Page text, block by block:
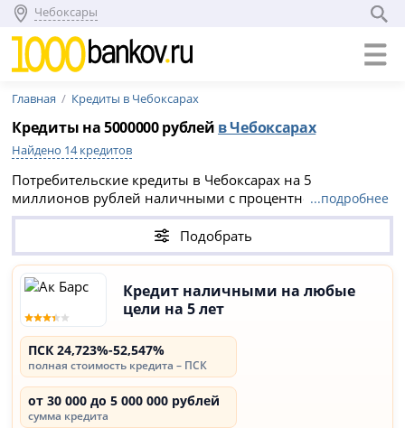
Чебоксары
Главная Кредиты в Чебоксарах
Кредиты на 5000000 рублей в Чебоксарах
Найдено 14 кредитов
Потребительские кредиты в Чебоксарах на 5
миллионов рублей наличными с процентной ставкой
ПСК 24,723%-52,547%. Сравните 14 предложений в 5
банках, выберите выгодный вариант без справок и
залога и заполните онлайн заявку на официальном
сайте кредитной организации.
...подробнее
Подобрать
Кредит наличными на любые
цели на 5 лет
ПСК 24,723%-52,547%
полная стоимость кредита – ПСК
от 30 000 до 5 000 000 рублей
сумма кредита